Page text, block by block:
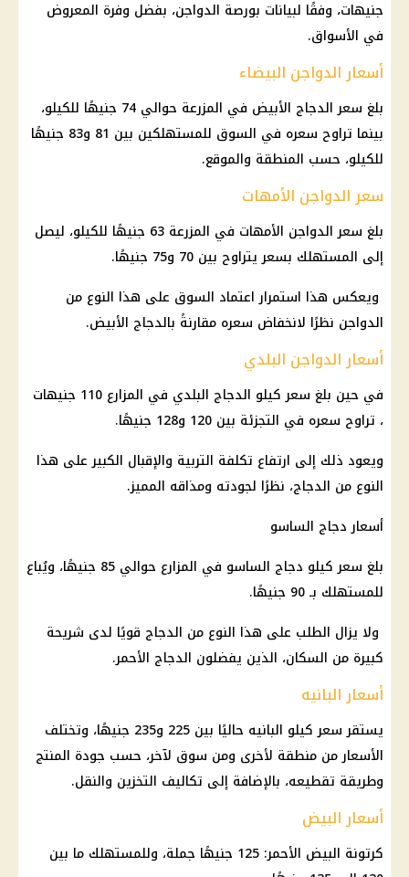
جنيهات، وفقًا لبيانات بورصة الدواجن، بفضل وفرة المعروض
في الأسواق.
أسعار الدواجن البيضاء
بلغ سعر الدجاج الأبيض في المزرعة حوالي 74 جنيهًا للكيلو،
بينما تراوح سعره في السوق للمستهلكين بين 81 و83 جنيهًا
للكيلو، حسب المنطقة والموقع.
سعر الدواجن الأمهات
بلغ سعر الدواجن الأمهات في المزرعة 63 جنيهًا للكيلو، ليصل
إلى المستهلك بسعر يتراوح بين 70 و75 جنيهًا.
ويعكس هذا استمرار اعتماد السوق على هذا النوع من
الدواجن نظرًا لانخفاض سعره مقارنةً بالدجاج الأبيض.
أسعار الدواجن البلدي
في حين بلغ سعر كيلو الدجاج البلدي في المزارع 110 جنيهات
، تراوح سعره في التجزئة بين 120 و128 جنيهًا.
ويعود ذلك إلى ارتفاع تكلفة التربية والإقبال الكبير على هذا
النوع من الدجاج، نظرًا لجودته ومذاقه المميز.
أسعار دجاج الساسو
بلغ سعر كيلو دجاج الساسو في المزارع حوالي 85 جنيهًا، ويُباع
للمستهلك بـ 90 جنيهًا.
ولا يزال الطلب على هذا النوع من الدجاج قويًا لدى شريحة
كبيرة من السكان، الذين يفضلون الدجاج الأحمر.
أسعار البانيه
يستقر سعر كيلو البانيه حاليًا بين 225 و235 جنيهًا، وتختلف
الأسعار من منطقة لأخرى ومن سوق لآخر، حسب جودة المنتج
وطريقة تقطيعه، بالإضافة إلى تكاليف التخزين والنقل.
أسعار البيض
كرتونة البيض الأحمر: 125 جنيهًا جملة، وللمستهلك ما بين